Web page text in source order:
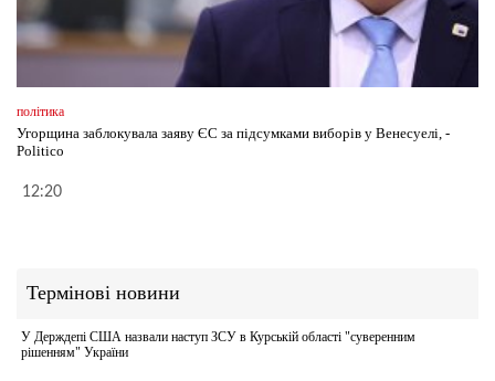
політика
Угорщина заблокувала заяву ЄС за підсумками виборів у Венесуелі, -
Politico
12:20
Термінові новини
У Держдепі США назвали наступ ЗСУ в Курській області "суверенним
рішенням" України